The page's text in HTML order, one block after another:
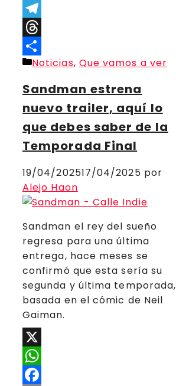
Link
Gmail
Telegram
Threads
Compartir
Categorías
Noticias, Que vamos a ver
Sandman estrena
nuevo trailer, aquí lo
que debes saber de la
Temporada Final
19/04/202517/04/2025 por
Alejo Haon
Sandman el rey del sueño
regresa para una última
entrega, hace meses se
confirmó que esta sería su
segunda y última temporada,
basada en el cómic de Neil
Gaiman.
X
WhatsApp